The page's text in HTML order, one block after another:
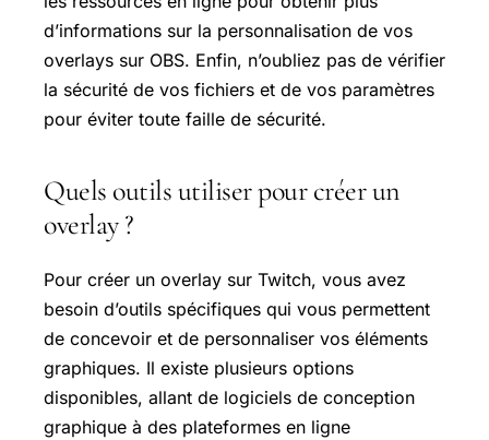
d’informations sur la personnalisation de vos
overlays sur OBS. Enfin, n’oubliez pas de vérifier
la sécurité de vos fichiers et de vos paramètres
pour éviter toute faille de sécurité.
Quels outils utiliser pour créer un
overlay ?
Pour créer un overlay sur Twitch, vous avez
besoin d’outils spécifiques qui vous permettent
de concevoir et de personnaliser vos éléments
graphiques. Il existe plusieurs options
disponibles, allant de logiciels de conception
graphique à des plateformes en ligne